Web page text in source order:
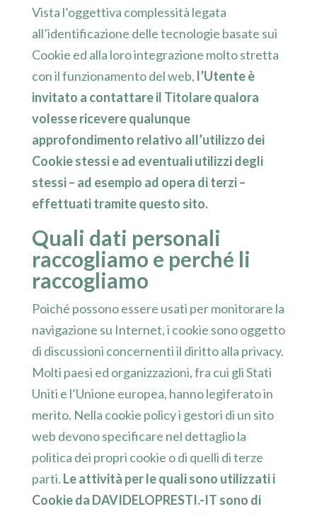
Vista l’oggettiva complessità legata
all’identificazione delle tecnologie basate sui
Cookie ed alla loro integrazione molto stretta
con il funzionamento del web, l’Utente è
invitato a contattare il Titolare qualora
volesse ricevere qualunque
approfondimento relativo all’utilizzo dei
Cookie stessi e ad eventuali utilizzi degli
stessi – ad esempio ad opera di terzi –
effettuati tramite questo sito.
Quali dati personali
raccogliamo e perché li
raccogliamo
Poiché possono essere usati per monitorare la
navigazione su Internet, i cookie sono oggetto
di discussioni concernenti il diritto alla privacy.
Molti paesi ed organizzazioni, fra cui gli Stati
Uniti e l’Unione europea, hanno legiferato in
merito. Nella cookie policy i gestori di un sito
web devono specificare nel dettaglio la
politica dei propri cookie o di quelli di terze
parti. Le attività per le quali sono utilizzati i
Cookie da DAVIDELOPRESTI.-IT sono di